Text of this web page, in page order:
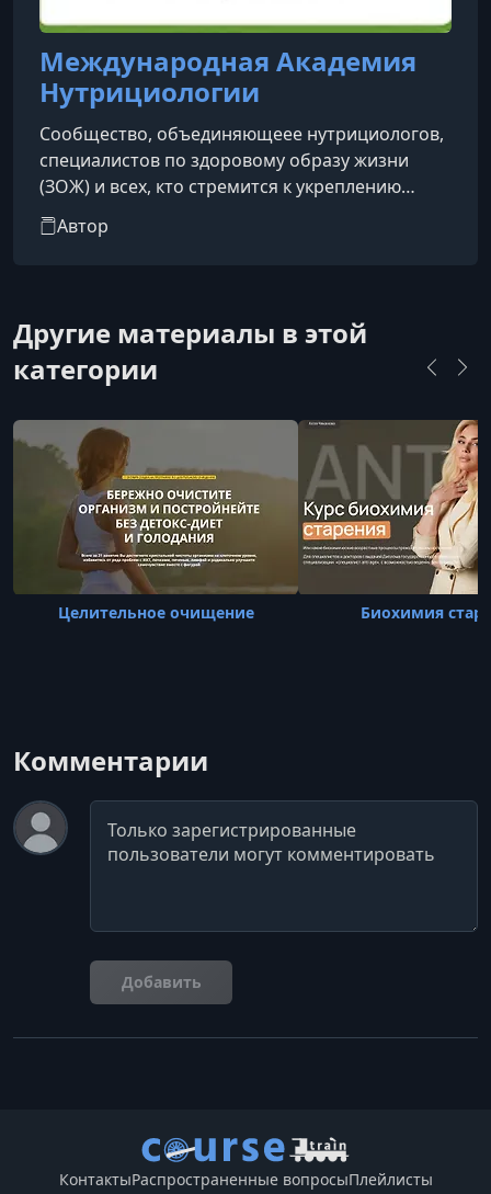
Международная Академия
Нутрициологии
Сообщество, объединяющеее нутрициологов,
специалистов по здоровому образу жизни
(ЗОЖ) и всех, кто стремится к укреплению
здоровья и самореализации в этой сфере.
Автор
Другие материалы в этой
категории
Целительное очищение Биохимия
Комментарии
Комментарий
Добавить
КонтактыРаспространенные вопросыПлейлисты